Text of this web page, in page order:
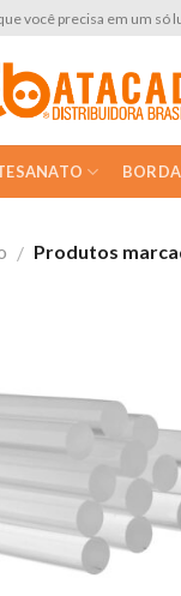
você precisa em um só
/ Produtos